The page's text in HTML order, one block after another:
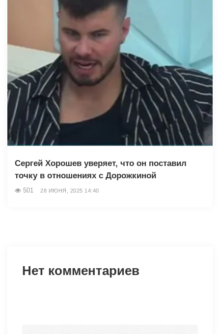
Сергей Хорошев уверяет, что он поставил
точку в отношениях с Дорожкиной
501 28 ИЮНЯ, 2025 14:40
Нет комментариев